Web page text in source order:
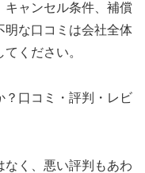
キャンセル条件、補償
明な口コミは会社全体
ください。
？口コミ・評判・レビ
なく、悪い評判もあわ